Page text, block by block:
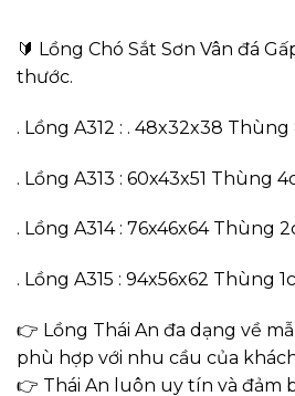
🔰 Lồng Chó Sắt Sơn Vân đá
thước.
. Lồng A312 : . 48x32x38 Thùng
. Lồng A313 : 60x43x51 Thùng
. Lồng A314 : 76x46x64 Thùng
. Lồng A315 : 94x56x62 Thùng 1c
👉 Lồng Thái An đa dạng về
phù hợp với nhu cầu của
👉 Thái An luôn uy tín và đảm